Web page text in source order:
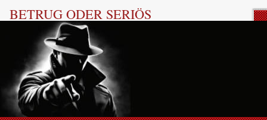
BETRUG ODER SERIÖS